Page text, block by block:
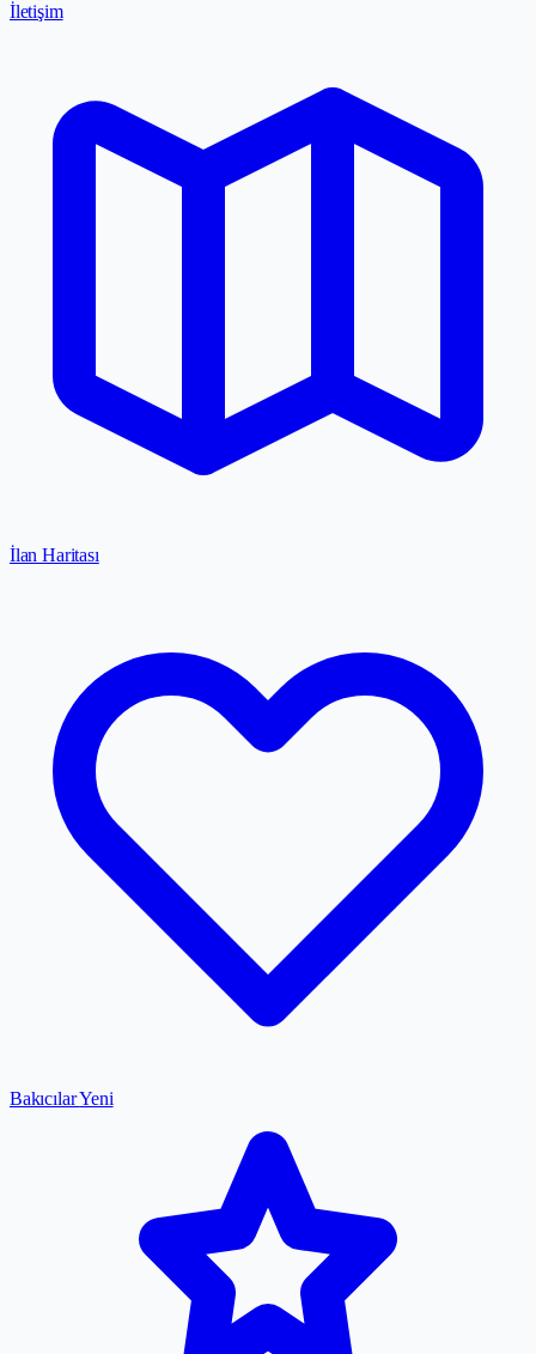
İletişim
İlan Haritası
BakıcılarYeni